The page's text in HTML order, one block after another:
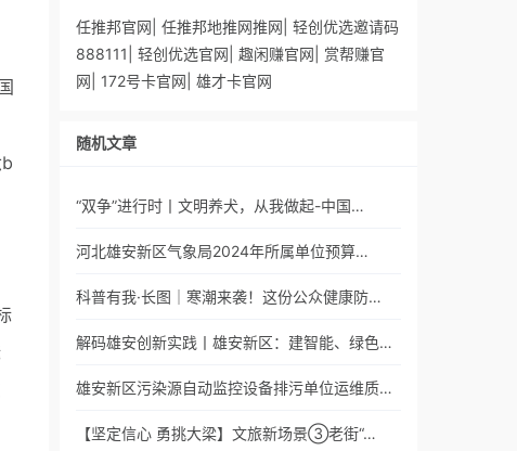
任推邦官网 任推邦地推网推网 轻创优选邀请码
888111
轻创优选官网 趣闲赚官网
赏帮赚官
网
172号卡官网 雄才卡官网
随机文章
“双争”进行时丨文明养犬，从我做起-中国…
河北雄安新区气象局2024年所属单位预算…
科普有我·长图｜寒潮来袭！这份公众健康防…
解码雄安创新实践丨雄安新区：建智能、绿色…
雄安新区污染源自动监控设备排污单位运维质…
【坚定信心 勇挑大梁】文旅新场景③老街“…